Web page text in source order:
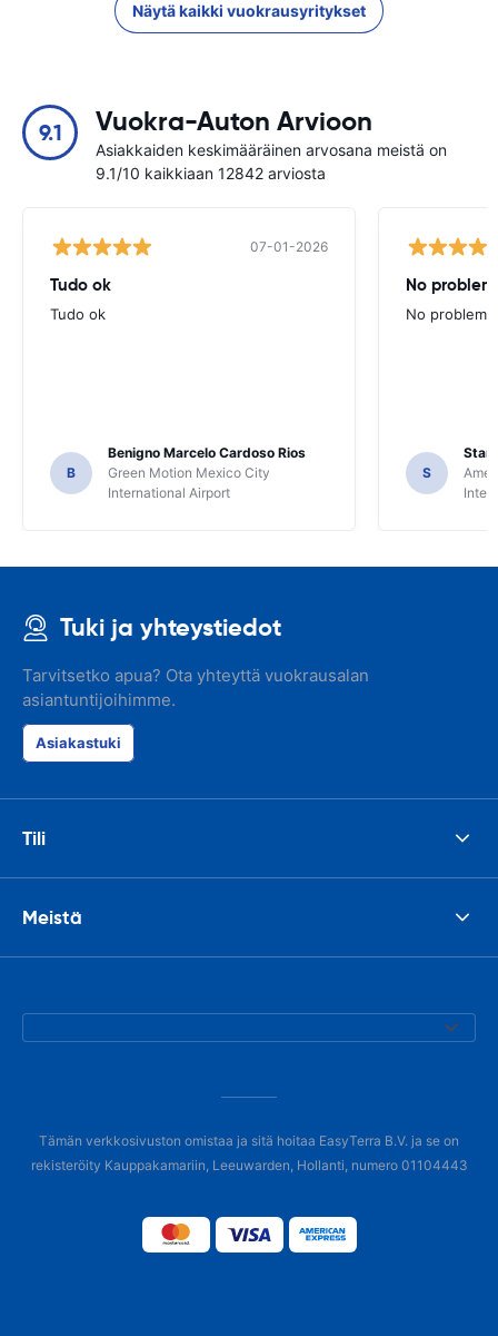
Näytä kaikki vuokrausyritykset
9.1 Vuokra-Auton Arvioon
Asiakkaiden keskimääräinen arvosana meistä on
9.1/10 kaikkiaan 12842 arviosta
07-01-2026
Tudo ok
Tudo ok
B
Benigno Marcelo Cardoso Rios
Green Motion Mexico City
International Airport
No
No
S
Tuki ja yhteystiedot
Tarvitsetko apua? Ota yhteyttä vuokrausalan
asiantuntijoihimme.
Asiakastuki
Tili
Meistä
Tämän verkkosivuston omistaa ja sitä hoitaa EasyTerra B.V. ja se on
rekisteröity Kauppakamariin, Leeuwarden, Hollanti, numero 01104443